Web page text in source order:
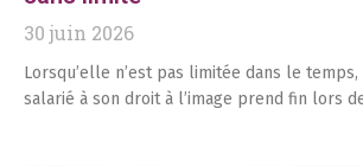
30 juin 2026
Lorsqu’elle n’est pas limitée dans le
salarié à son droit à l’image prend fin lors